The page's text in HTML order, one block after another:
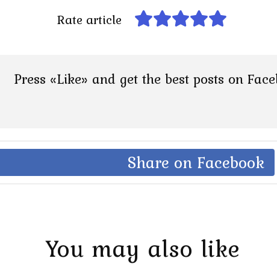
Rate article
Press «Like» and get the best posts on
Share on Facebook
You may also like